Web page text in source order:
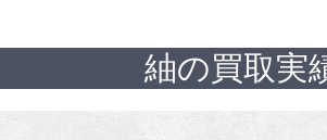
紬の買取実